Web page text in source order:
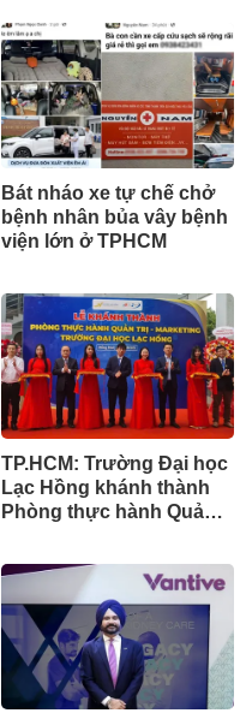
Bát nháo xe tự chế chở
bệnh nhân bủa vây bệnh
viện lớn ở TPHCM
TP.HCM: Trường Đại học
Lạc Hồng khánh thành
Phòng thực hành Quản